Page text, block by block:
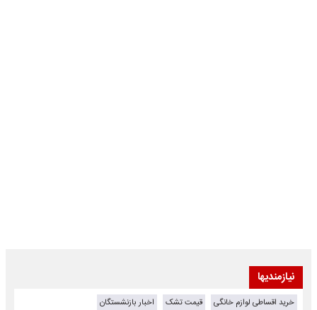
نیازمندیها
خرید اقساطی لوازم خانگی قیمت تشک
اخبار بازنشستگان